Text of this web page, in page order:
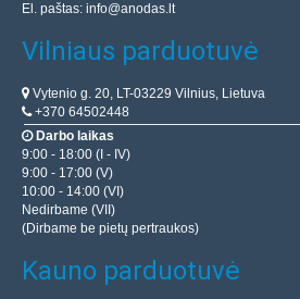
El. paštas: info@anodas.lt
Vilniaus parduotuvė
Vytenio g. 20, LT-03229 Vilnius, Lietuva
+370 64502448
Darbo laikas
9:00 - 18:00 (I - IV)
9:00 - 17:00 (V)
10:00 - 14:00 (VI)
Nedirbame (VII)
(Dirbame be pietų pertraukos)
Kauno parduotuvė